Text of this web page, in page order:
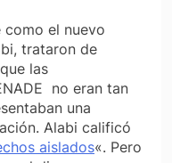
como el nuevo
trataron de
las
no eran tan
una
Alabi calificó
aislados«. Pero